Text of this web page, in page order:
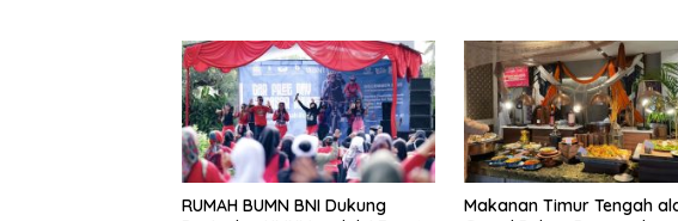
RUMAH BUMN BNI Dukung
Makanan Timur Tengah